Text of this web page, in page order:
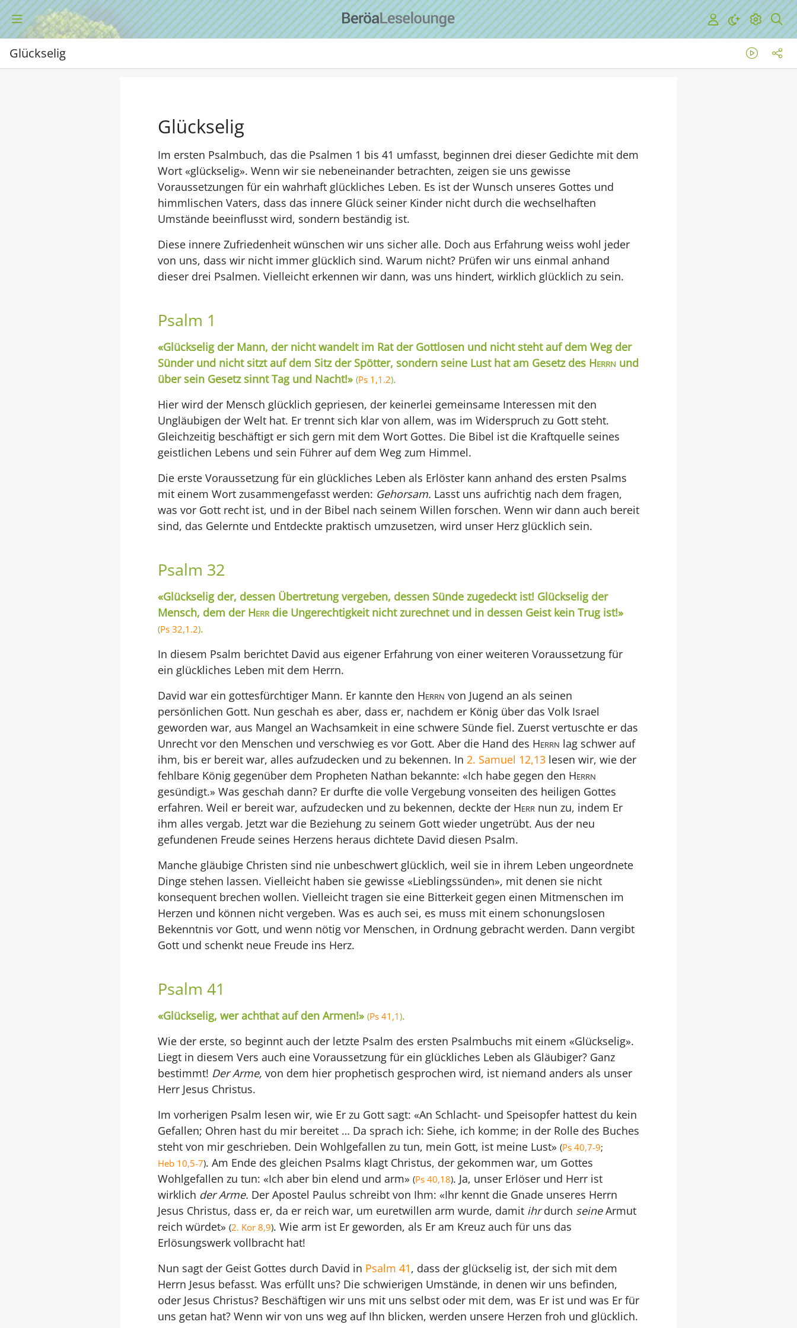
Glückselig
Glückselig
Im ersten Psalmbuch, das die Psalmen 1 bis 41 umfasst, beginnen drei dieser Gedichte mit dem
Wort «glückselig». Wenn wir sie nebeneinander betrachten, zeigen sie uns gewisse
Voraussetzungen für ein wahrhaft glückliches Leben. Es ist der Wunsch unseres Gottes und
himmlischen Vaters, dass das innere Glück seiner Kinder nicht durch die wechselhaften
Umstände beeinflusst wird, sondern beständig ist.
Diese innere Zufriedenheit wünschen wir uns sicher alle. Doch aus Erfahrung weiss wohl jeder
von uns, dass wir nicht immer glücklich sind. Warum nicht? Prüfen wir uns einmal anhand
dieser drei Psalmen. Vielleicht erkennen wir dann, was uns hindert, wirklich glücklich zu sein.
Psalm 1
«Glückselig der Mann, der nicht wandelt im Rat der Gottlosen und nicht steht auf dem Weg der
Sünder und nicht sitzt auf dem Sitz der Spötter, sondern seine Lust hat am Gesetz des Herrn und
über sein Gesetz sinnt Tag und Nacht!» (Ps 1,1.2).
Hier wird der Mensch glücklich gepriesen, der keinerlei gemeinsame Interessen mit den
Ungläubigen der Welt hat. Er trennt sich klar von allem, was im Widerspruch zu Gott steht.
Gleichzeitig beschäftigt er sich gern mit dem Wort Gottes. Die Bibel ist die Kraftquelle seines
geistlichen Lebens und sein Führer auf dem Weg zum Himmel.
Die erste Voraussetzung für ein glückliches Leben als Erlöster kann anhand des ersten Psalms
mit einem Wort zusammengefasst werden: Gehorsam. Lasst uns aufrichtig nach dem fragen,
was vor Gott recht ist, und in der Bibel nach seinem Willen forschen. Wenn wir dann auch bereit
sind, das Gelernte und Entdeckte praktisch umzusetzen, wird unser Herz glücklich sein.
Psalm 32
«Glückselig der, dessen Übertretung vergeben, dessen Sünde zugedeckt ist! Glückselig der
Mensch, dem der Herrdie Ungerechtigkeit nicht zurechnet und in dessen Geist kein Trug ist!»
(Ps 32,1.2).
In diesem Psalm berichtet David aus eigener Erfahrung von einer weiteren Voraussetzung für
ein glückliches Leben mit dem Herrn.
David war ein gottesfürchtiger Mann. Er kannte den Herrn von Jugend an als seinen
persönlichen Gott. Nun geschah es aber, dass er, nachdem er König über das Volk Israel
geworden war, aus Mangel an Wachsamkeit in eine schwere Sünde fiel. Zuerst vertuschte er das
Unrecht vor den Menschen und verschwieg es vor Gott. Aber die Hand des Herrn lag schwer auf
ihm, bis er bereit war, alles aufzudecken und zu bekennen. In 2. Samuel 12,13lesen wir, wie der
fehlbare König gegenüber dem Propheten Nathan bekannte: «Ich habe gegen den Herrn
gesündigt.» Was geschah dann? Er durfte die volle Vergebung vonseiten des heiligen Gottes
erfahren. Weil er bereit war, aufzudecken und zu bekennen, deckte der Herrnun zu, indem Er
ihm alles vergab. Jetzt war die Beziehung zu seinem Gott wieder ungetrübt. Aus der neu
gefundenen Freude seines Herzens heraus dichtete David diesen Psalm.
Manche gläubige Christen sind nie unbeschwert glücklich, weil sie in ihrem Leben ungeordnete
Dinge stehen lassen. Vielleicht haben sie gewisse «Lieblingssünden», mit denen sie nicht
konsequent brechen wollen. Vielleicht tragen sie eine Bitterkeit gegen einen Mitmenschen im
Herzen und können nicht vergeben. Was es auch sei, es muss mit einem schonungslosen
Bekenntnis vor Gott, und wenn nötig vor Menschen, in Ordnung gebracht werden. Dann vergibt
Gott und schenkt neue Freude ins Herz.
Psalm 41
«Glückselig, wer achthat auf den Armen!» (Ps 41,1).
Wie der erste, so beginnt auch der letzte Psalm des ersten Psalmbuchs mit einem «Glückselig».
Liegt in diesem Vers auch eine Voraussetzung für ein glückliches Leben als Gläubiger? Ganz
bestimmt! Der Arme, von dem hier prophetisch gesprochen wird, ist niemand anders als unser
Herr Jesus Christus.
Im vorherigen Psalm lesen wir, wie Er zu Gott sagt: «An Schlacht- und Speisopfer hattest du kein
Gefallen; Ohren hast du mir bereitet … Da sprach ich: Siehe, ich komme; in der Rolle des Buches
steht von mir geschrieben. Dein Wohlgefallen zu tun, mein Gott, ist meine Lust» (Ps 40,7-9;
Heb 10,5-7). Am Ende des gleichen Psalms klagt Christus, der gekommen war, um Gottes
Wohlgefallen zu tun: «Ich aber bin elend und arm» (Ps 40,18). Ja, unser Erlöser und Herr ist
wirklich der Arme. Der Apostel Paulus schreibt von Ihm: «Ihr kennt die Gnade unseres Herrn
Jesus Christus, dass er, da er reich war, um euretwillen arm wurde, damit ihrdurch seineArmut
reich würdet» (2. Kor 8,9). Wie arm ist Er geworden, als Er am Kreuz auch für uns das
Erlösungswerk vollbracht hat!
Nun sagt der Geist Gottes durch David in Psalm 41, dass der glückselig ist, der sich mit dem
Herrn Jesus befasst. Was erfüllt uns? Die schwierigen Umstände, in denen wir uns befinden,
oder Jesus Christus? Beschäftigen wir uns mit uns selbst oder mit dem, was Er ist und was Er für
uns getan hat? Wenn wir von uns weg auf Ihn blicken, werden unsere Herzen froh und glücklich.